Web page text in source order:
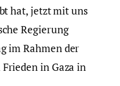
hat, jetzt mit uns
Regierung
im Rahmen der
in Gaza in